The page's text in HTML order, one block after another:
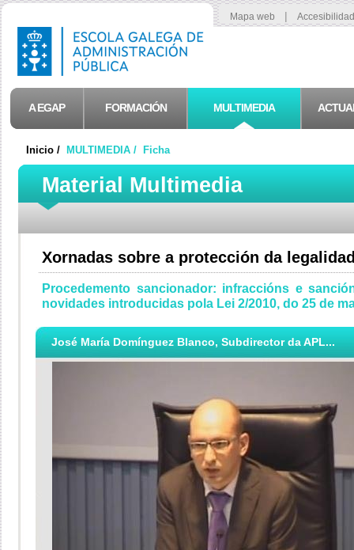
Mapa web |
A EGAP FORMACIÓN MULTIMEDIA
Inicio / MULTIMEDIA / Ficha
Material Multimedia
Xornadas sobre a protección da
Procedemento sancionador: infraccións e
novidades introducidas pola Lei 2/2010, do 25 de
José María Domínguez Blanco, Subdirector da APL...